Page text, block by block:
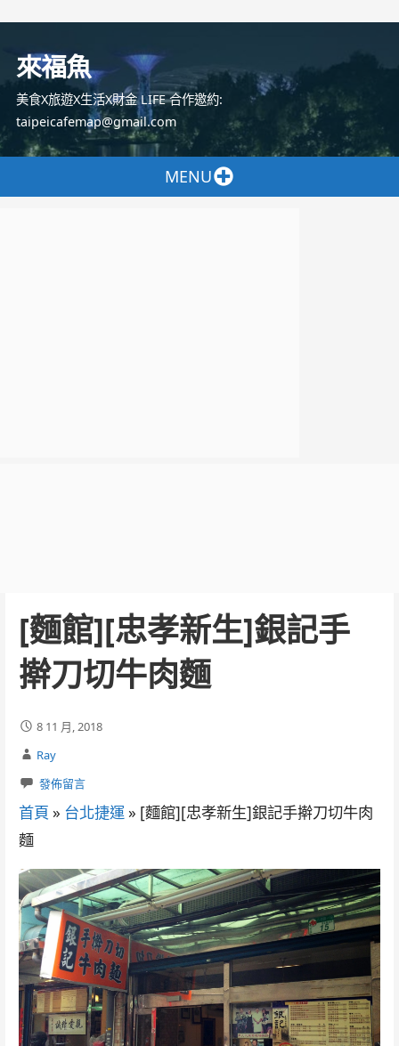
容
來福魚
美食X旅遊X生活X財金 LIFE 合作邀約:
taipeicafemap@gmail.com
MENU
[麵館][忠孝新生]銀記手
擀刀切牛肉麵
8 11 月, 2018
Ray
發佈留言
首頁 » 台北捷運» [麵館][忠孝新生]銀記手擀刀切牛肉
麵